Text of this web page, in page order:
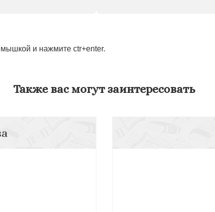
и нажмите ctr+enter.
Также вас могут заинтересовать